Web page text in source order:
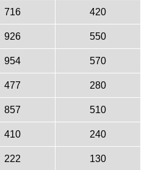
716 420
926 550
954 570
477 280
857 510
410 240
222 130